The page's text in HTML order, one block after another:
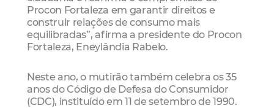
Procon Fortaleza em garantir direitos e
construir relações de consumo mais
equilibradas”, afirma a presidente do Procon
Fortaleza, Eneylândia Rabelo.
Neste ano, o mutirão também celebra os 35
anos do Código de Defesa do Consumidor
(CDC), instituído em 11 de setembro de 1990.